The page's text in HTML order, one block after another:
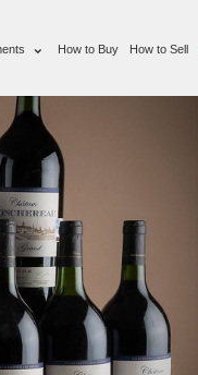
How to Buy How to Sell